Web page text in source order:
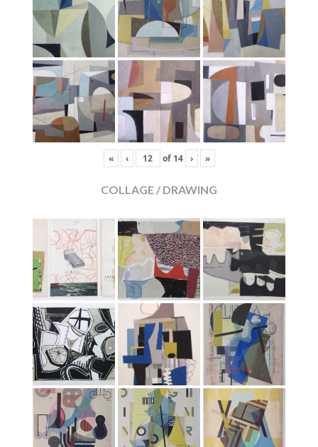
« ‹ of 14 › »
COLLAGE / DRAWING